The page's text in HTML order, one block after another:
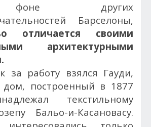
других
Барселоны,
отличается своими
архитектурными
за работу взялся Гауди,
дом, построенный в 1877
текстильному
Бальо-и-Касановасу.